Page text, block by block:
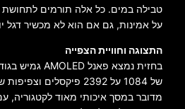
טבילה במים. כל אלה תורמים
על אמינות, גם אם הוא לא מכשיר דגל
התצוגה וחוויית הצפייה